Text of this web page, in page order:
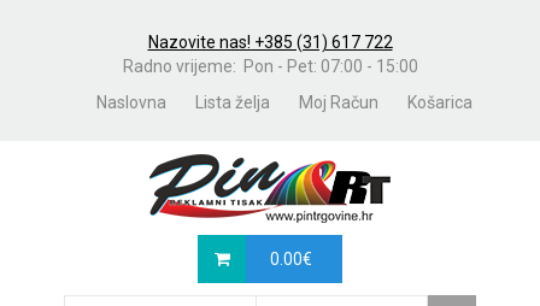
Nazovite nas! +385 (31) 617 722
Radno vrijeme: Pon - Pet: 07:00 - 15:00
Naslovna
Lista želja Moj Račun Košarica
0.00€